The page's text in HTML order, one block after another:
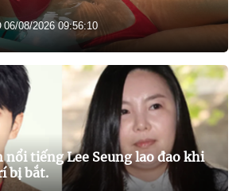
06/08/2026 09:56:10
nổi tiếng Lee Seung lao đao khi
bị bắt.